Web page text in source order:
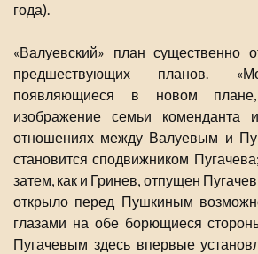
года).
«Валуевский» план существенно
предшествующих планов.
появляющиеся в новом
изображение семьи коменданта
отношениях между Валуевым и
становится сподвижником
затем, как и Гринев, отпущен
открыло перед Пушкиным
глазами на обе борющиеся
Пугачевым здесь впервые